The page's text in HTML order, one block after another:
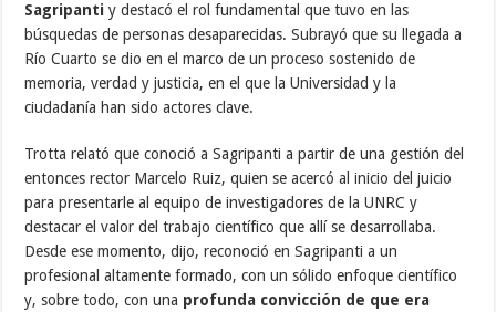
Sagripanti y destacó el rol fundamental que tuvo en las
búsquedas de personas desaparecidas. Subrayó que su llegada a
Río Cuarto se dio en el marco de un proceso sostenido de
memoria, verdad y justicia, en el que la Universidad y la
ciudadanía han sido actores clave.
Trotta relató que conoció a Sagripanti a partir de una gestión del
entonces rector Marcelo Ruiz, quien se acercó al inicio del juicio
para presentarle al equipo de investigadores de la UNRC y
destacar el valor del trabajo científico que allí se desarrollaba.
Desde ese momento, dijo, reconoció en Sagripanti a un
profesional altamente formado, con un sólido enfoque científico
y, sobre todo, con una profunda convicción de que era